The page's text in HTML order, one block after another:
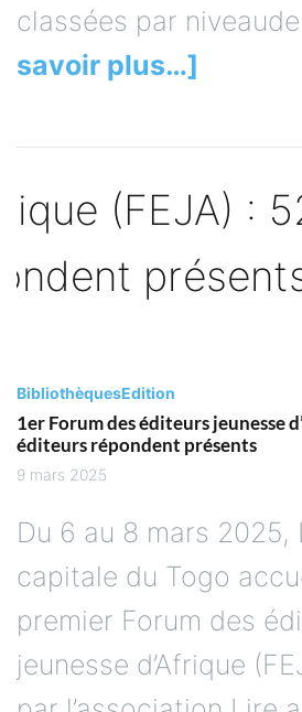
classées par
savoir plus…]
BibliothèquesEdition
1er Forum des éditeurs jeunesse
éditeurs répondent présents
9 mars 2025
Du 6 au 8 mars 2025,
capitale du Togo
premier Forum des
jeunesse d’Afrique